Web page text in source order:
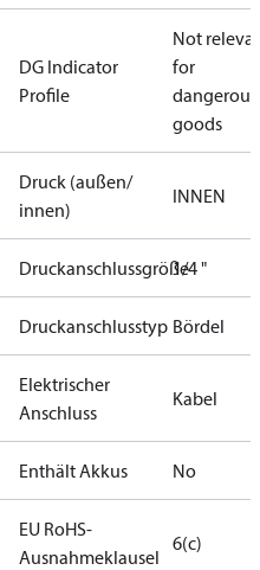
DG Indicator
Profile
Not relevant
for
dangerous
goods
Druck (außen/
innen)
INNEN
Druckanschlussgröße1/4 "
Druckanschlusstyp Bördel
Elektrischer
Anschluss
Kabel
Enthält Akkus No
EU RoHS-
Ausnahmeklausel
6(c)